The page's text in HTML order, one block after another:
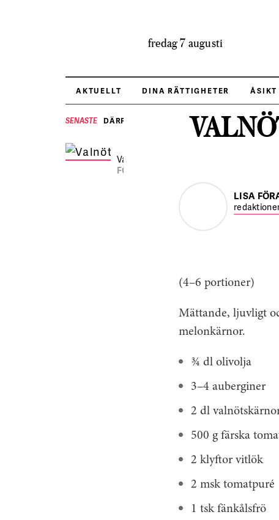
fredag 7 augusti
AKTUELLT DINA RÄTTIGHETER ÅSIKT
SENASTE DÄRFÖR BRYR SIG HRF OM VALET
Valnötsgratinerad aubergine.
FOTO:
LISA
(4–6 portioner)
Mättande, ljuvligt
melonkärnor.
¾ dl olivolja
3–4 auberginer
2 dl
500 g färska
2 klyftor vitlök
2 msk tomatpuré
1 tsk fänkålsfrö